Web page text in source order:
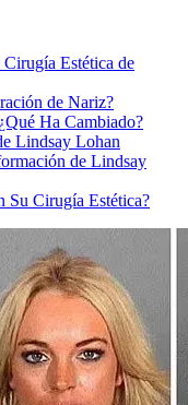
Estética de
de Nariz?
Ha Cambiado?
Lindsay Lohan
de Lindsay
Su Cirugía Estética?